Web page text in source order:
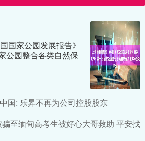
国家公园发展报告》
公园整合各类自然保
国: 乐昇不再为公司控股股东
至缅甸高考生被好心大哥救助 平安找